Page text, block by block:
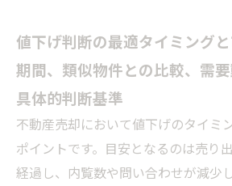
値下げ判断の最適タイミング
期間、類似物件との比較、需
具体的判断基準
不動産売却において値下げのタイミ
ポイントです。目安となるのは売り
経過し、内覧数や問い合わせが減少